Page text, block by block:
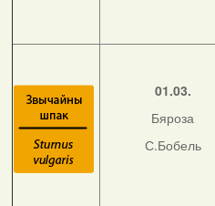
01.03.
Бяроза
С.Бобель